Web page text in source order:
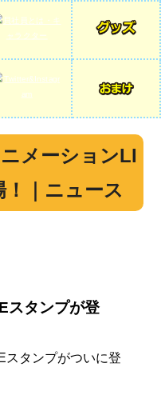
メーションLI
｜ニュース
スタンプが登
スタンプがついに登